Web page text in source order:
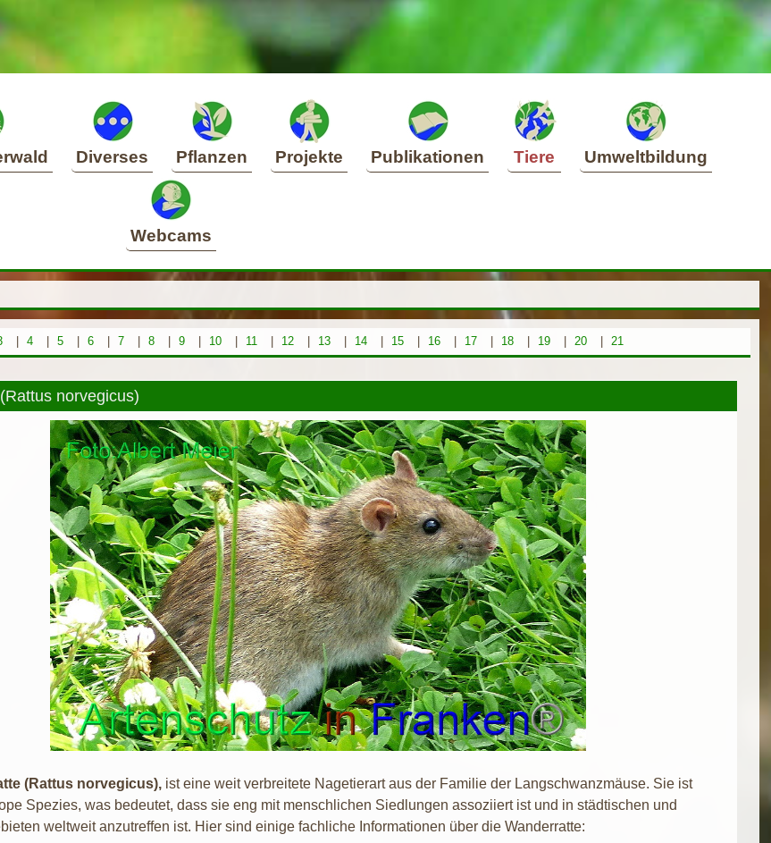
Diverses Pflanzen Projekte Publikationen Tiere Umweltbildung
Webcams
4 5 6 7 8 9 10 11 12 13 14 15 16 17 18 19 20 21
norvegicus)
(Rattus norvegicus),ist eine weit verbreitete Nagetierart aus der Familie der Langschwanzmäuse. Sie ist
Spezies, was bedeutet, dass sie eng mit menschlichen Siedlungen assoziiert ist und in städtischen und
weltweit anzutreffen ist. Hier sind einige fachliche Informationen über die Wanderratte: